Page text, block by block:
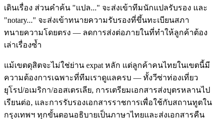
เดินเรื่อง ส่วนคำค้น "แปล..." จะส่งเข้าทีมนักแปลรับรอง และ
"notary..." จะส่งเข้าทนายความรับรองที่ขึ้นทะเบียนสภา
ทนายความโดยตรง — ลดการส่งต่อภายในที่ทำให้ลูกค้าต้อง
เล่าเรื่องซ้ำ
แม้เขตดุสิตจะไม่ใช่ย่าน expat หลัก แต่ลูกค้าคนไทยในเขตนี้มี
ความต้องการเฉพาะที่ทีมเราดูแลครบ — ทั้งวีซ่าท่องเที่ยว
ยุโรป/อเมริกา/ออสเตรเลีย, การเตรียมเอกสารส่งบุตรหลานไป
เรียนต่อ, และการรับรองเอกสารราชการเพื่อใช้กับสถานทูตใน
กรุงเทพฯ ทุกขั้นตอนอธิบายเป็นภาษาไทยและส่งเอกสารคืน